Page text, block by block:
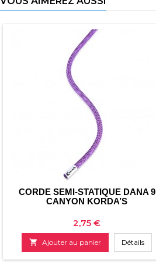
CORDE SEMI-STATIQUE DANA 9
CANYON KORDA’S
Prix
2,75 €
 Ajouter au panier Détails